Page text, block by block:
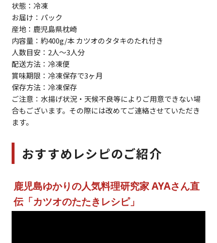
状態：冷凍
お届け：パック
産地：鹿児島県枕崎
内容量：約400g/本 カツオのタタキのたれ付き
人数目安：2人～3人分
配送方法：冷凍便
賞味期限：冷凍保存で3ヶ月
保存方法：冷凍保存
ご注意：水揚げ状況・天候不良等によりご用意できない場
合もございます。その際には改めてご連絡させていただき
ます。
おすすめレシピのご紹介
鹿児島ゆかりの人気料理研究家 AYAさん直
伝「カツオのたたきレシピ」